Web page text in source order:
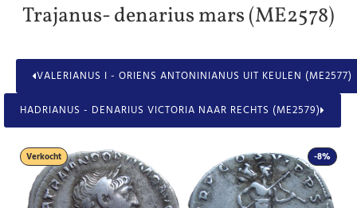
Trajanus- denarius mars (ME2578)
VALERIANUS I - ORIENS ANTONINIANUS UIT KEULEN (ME2577)
HADRIANUS - DENARIUS VICTORIA NAAR RECHTS (ME2579)
-8%
Verkocht